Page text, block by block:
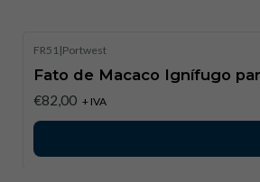
FR51 |Portwest
Fato de Macaco Ignífugo
€82,00 + IVA